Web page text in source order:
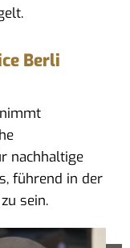
Berli
nachhaltige
führend in der
sein.